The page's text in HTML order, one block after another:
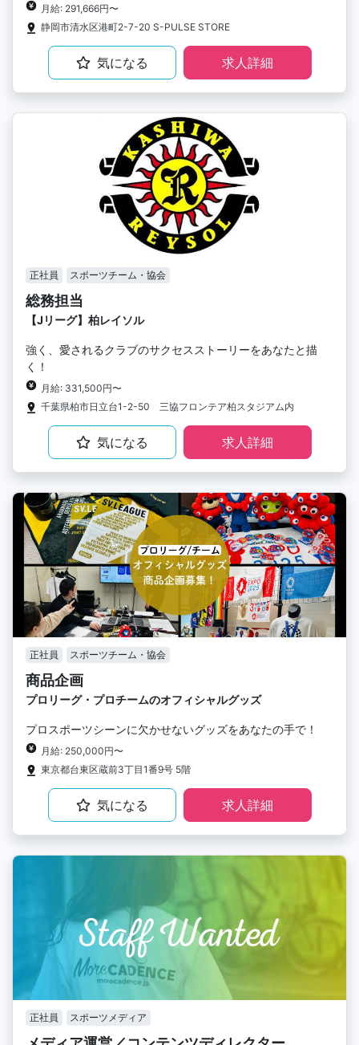
月給: 291,666円〜
静岡市清水区港町2-7-20 S-PULSE STORE
気になる 求人詳細
正社員 スポーツチーム・協会
総務担当
【Jリーグ】柏レイソル
強く、愛されるクラブのサクセスストーリーをあなたと描
く！
月給: 331,500円〜
千葉県柏市日立台1-2-50 三協フロンテア柏スタジアム内
気になる 求人詳細
正社員 スポーツチーム・協会
商品企画
プロリーグ・プロチームのオフィシャルグッズ
プロスポーツシーンに欠かせないグッズをあなたの手で！
月給: 250,000円〜
東京都台東区蔵前3丁目1番9号 5階
気になる 求人詳細
正社員 スポーツメディア